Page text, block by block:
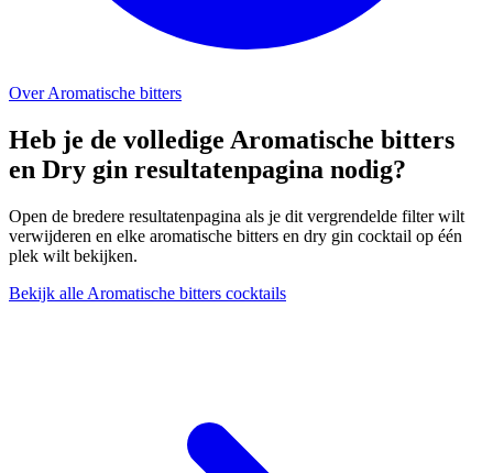
Over Aromatische bitters
Heb je de volledige Aromatische bitters
en Dry gin resultatenpagina nodig?
Open de bredere resultatenpagina als je dit vergrendelde filter wilt
verwijderen en elke aromatische bitters en dry gin cocktail op één
plek wilt bekijken.
Bekijk alle Aromatische bitters cocktails